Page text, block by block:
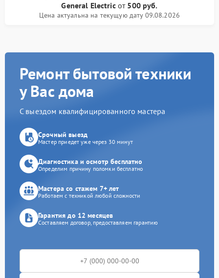
General Electricот 500 руб.
Цена актуальна на текущую дату 09.08.2026
Ремонт бытовой техники
у Вас дома
С выездом квалифицированного мастера
Срочный выезд
Мастер приедет уже через 30 минут
Диагностика и осмотр бесплатно
Определим причину поломки бесплатно
Мастера со стажем 7+ лет
Работаем с техникой любой сложности
Гарантия до 12 месяцев
Составляем договор, предоставляем гарантию